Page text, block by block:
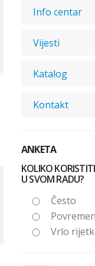
Info centar
Vijesti
Katalog
Kontakt
ANKETA
KOLIKO
U SVOM RADU?
Često
Vrlo